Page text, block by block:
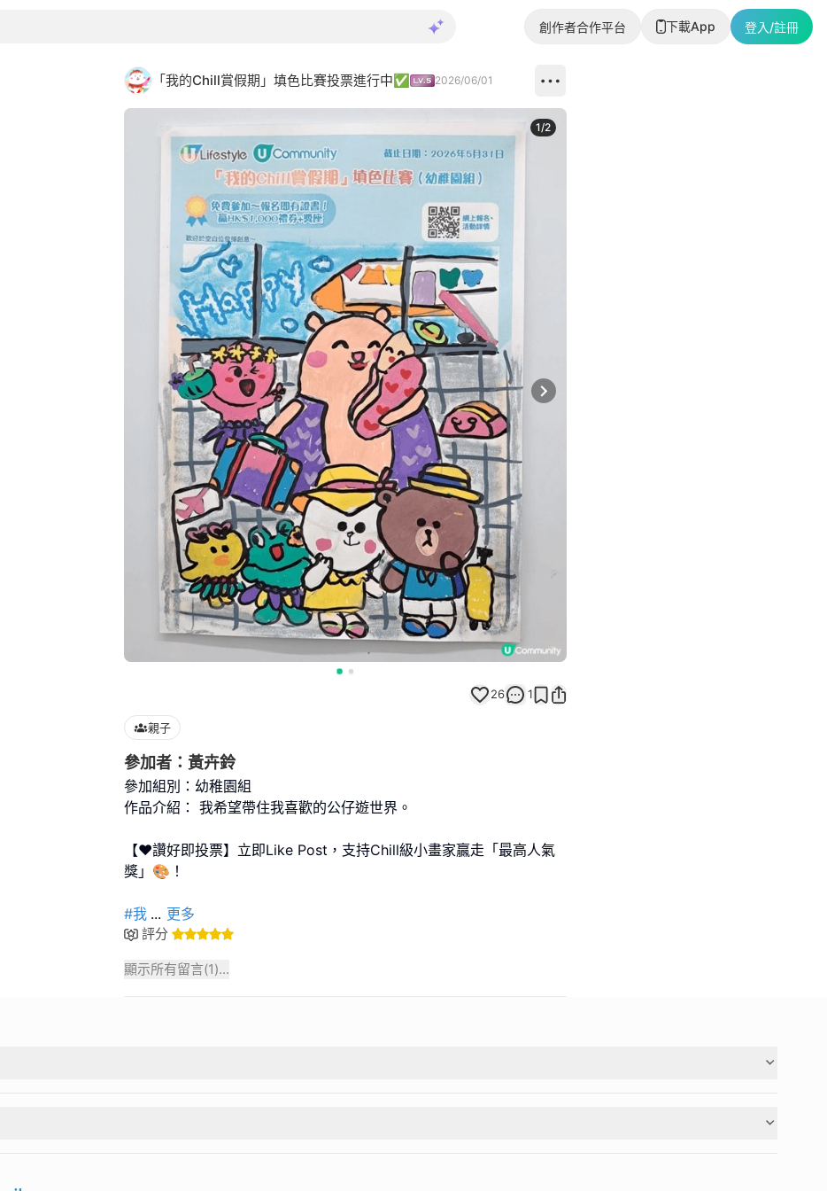
創作者合作平台 下載App 登入/註冊
「我的Chill賞假期」填色比賽投票進行中✅ 2026/06/01
Next slide
1/2
26 1
親子
參加者：黃卉鈴
參加組別：幼稚園組
作品介紹： 我希望帶住我喜歡的公仔遊世界。
【❤️讚好即投票】立即Like Post，支持Chill級小畫家贏走「最高人氣
獎」🎨！
#我 ... 更多
評分
顯示所有留言(1)...